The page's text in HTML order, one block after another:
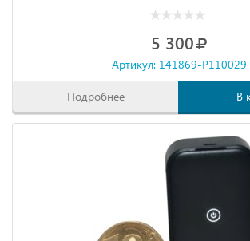
5 300
Артикул: 141869-P110029
Подробнее В